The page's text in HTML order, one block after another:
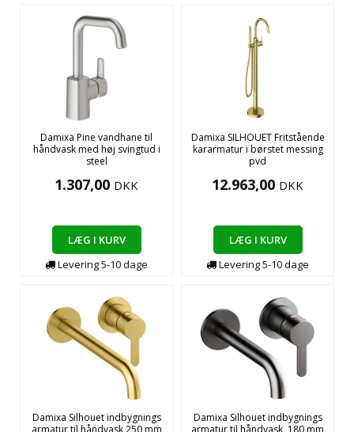
Damixa Pine vandhane til
håndvask med høj svingtud i
steel
1.307,00 DKK
LÆG I KURV
Levering5-10dage
Damixa SILHOUET Fritstående
kararmatur i børstet messing
pvd
12.963,00 DKK
LÆG I KURV
Levering5-10dage
Damixa Silhouet indbygnings
armatur til håndvask 250 mm
Damixa Silhouet indbygnings
armatur til håndvask, 180 mm